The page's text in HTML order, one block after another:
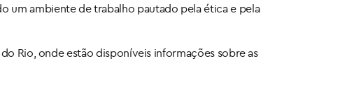
um ambiente de trabalho pautado pela ética e pela
Rio, onde estão disponíveis informações sobre as